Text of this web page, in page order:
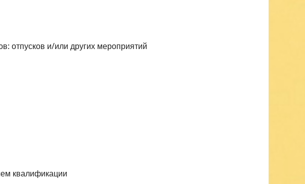
отпусков и/или других мероприятий
квалификации